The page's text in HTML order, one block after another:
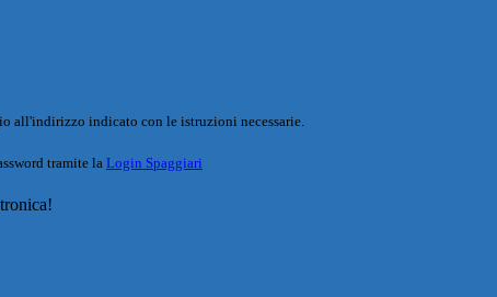
all'indirizzo indicato con le istruzioni necessarie.
tramite la Login Spaggiari